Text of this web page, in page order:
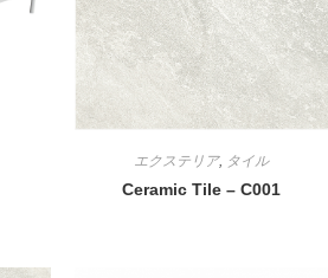
エクステリア, タイル
Ceramic Tile – C001